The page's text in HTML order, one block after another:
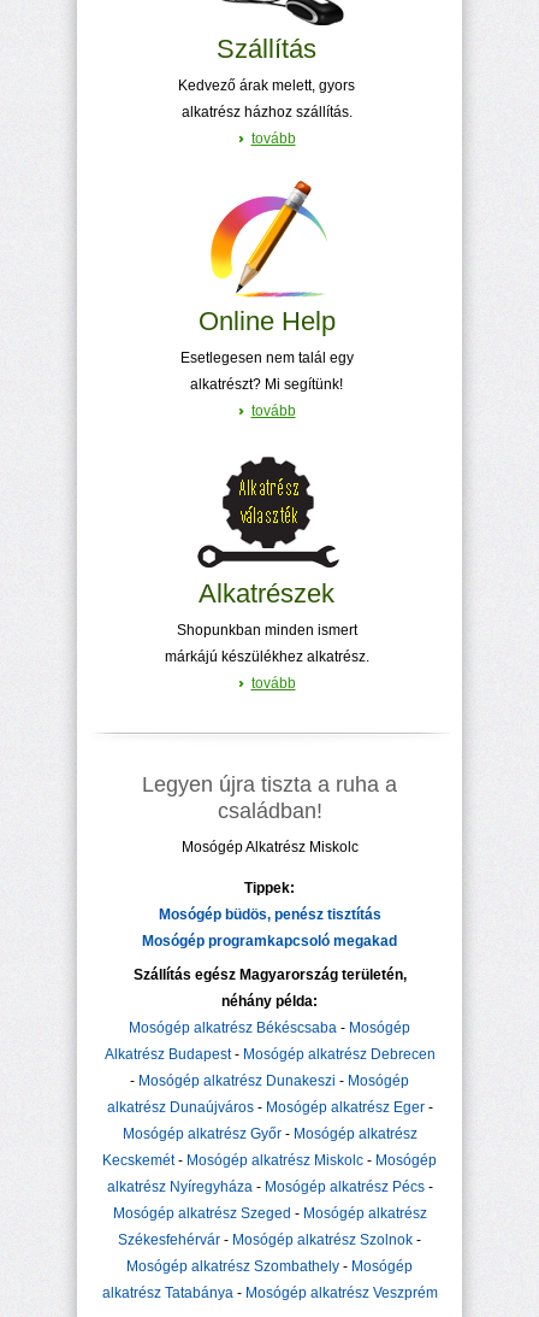
Szállítás
Kedvező árak melett, gyors
alkatrész házhoz szállítás.
tovább
Online Help
Esetlegesen nem talál egy
alkatrészt? Mi segítünk!
tovább
Alkatrészek
Shopunkban minden ismert
márkájú készülékhez alkatrész.
tovább
Legyen újra tiszta a ruha a
családban!
Mosógép Alkatrész Miskolc
Tippek:
Mosógép büdös, penész tisztítás
Mosógép programkapcsoló megakad
Szállítás egész Magyarország területén,
néhány példa:
Mosógép alkatrész Békéscsaba - Mosógép
Alkatrész Budapest- Mosógép alkatrész Debrecen
- Mosógép alkatrész Dunakeszi - Mosógép
alkatrész Dunaújváros- Mosógép alkatrész Eger-
Mosógép alkatrész Győr- Mosógép alkatrész
Kecskemét- Mosógép alkatrész Miskolc - Mosógép
alkatrész Nyíregyháza- Mosógép alkatrész Pécs-
Mosógép alkatrész Szeged - Mosógép alkatrész
Székesfehérvár - Mosógép alkatrész Szolnok -
Mosógép alkatrész Szombathely - Mosógép
alkatrész Tatabánya- Mosógép alkatrész Veszprém